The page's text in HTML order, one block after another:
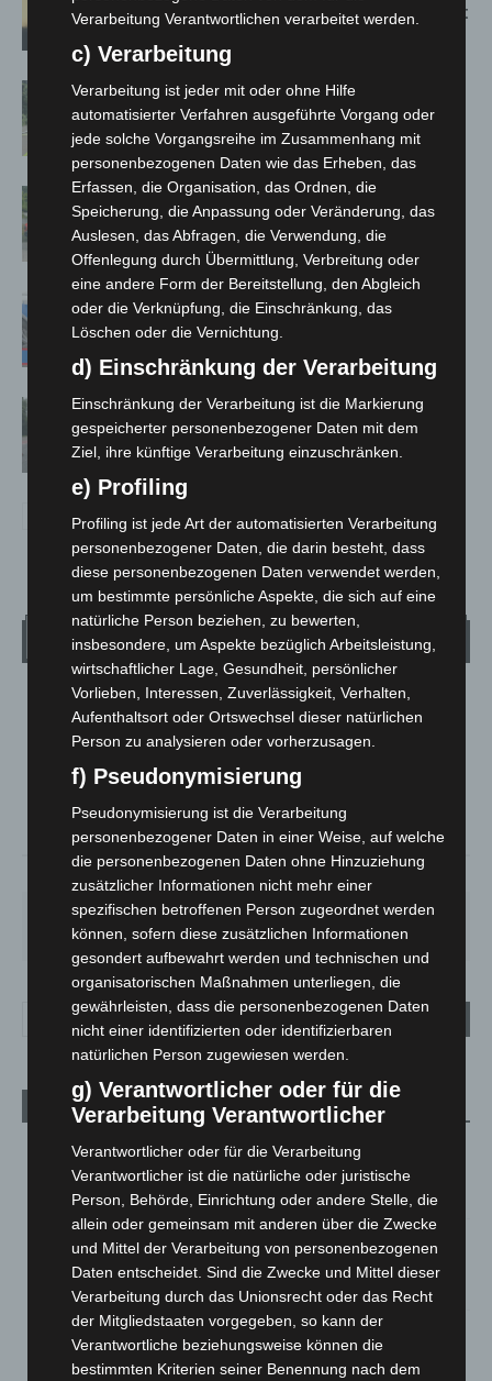
Population in Niedersachsen entdeckt
Brand im „Haus der Begegnung“ in
Neuwarmbüchen schnell eingedämmt
Region Hannover: 21 neue
Notfallsanitäter starten beim Roten
Kreuz
Mann läuft mit Hockeyschläger über
A7 – Polizei sucht Zeugen
Hannover: Polizei stoppt 166
Trunkenheitsfahrten bei
Großkontrolle
Wetter
LANGENHAGEN
Bedeckt
19.1°C
17.7
FR.
19°
SA.
27°
SO.
33°
MO.
28°
DI.
22
Aktuelle Beiträge
Niedersachsen: Feuerwehrkräfte kehren nach
Waldbrandeinsatz aus Spanien zurück
7. August 2026
Hannover: Erste Tigermücken-Population in Niedersachsen
7. August 2026
Brand im „Haus der Begegnung“ in Neuwarmbüchen schnell
eingedämmt
Verarbeitung Verantwortlichen verarbeitet werden.
c) Verarbeitung
Verarbeitung ist jeder mit oder ohne Hilfe
automatisierter Verfahren ausgeführte Vorgang oder
jede solche Vorgangsreihe im Zusammenhang mit
personenbezogenen Daten wie das Erheben, das
Erfassen, die Organisation, das Ordnen, die
Speicherung, die Anpassung oder Veränderung, das
Auslesen, das Abfragen, die Verwendung, die
Offenlegung durch Übermittlung, Verbreitung oder
eine andere Form der Bereitstellung, den Abgleich
oder die Verknüpfung, die Einschränkung, das
Löschen oder die Vernichtung.
d) Einschränkung der Verarbeitung
Einschränkung der Verarbeitung ist die Markierung
gespeicherter personenbezogener Daten mit dem
Ziel, ihre künftige Verarbeitung einzuschränken.
e) Profiling
Profiling ist jede Art der automatisierten Verarbeitung
personenbezogener Daten, die darin besteht, dass
diese personenbezogenen Daten verwendet werden,
um bestimmte persönliche Aspekte, die sich auf eine
natürliche Person beziehen, zu bewerten,
insbesondere, um Aspekte bezüglich Arbeitsleistung,
wirtschaftlicher Lage, Gesundheit, persönlicher
Vorlieben, Interessen, Zuverlässigkeit, Verhalten,
Aufenthaltsort oder Ortswechsel dieser natürlichen
Person zu analysieren oder vorherzusagen.
f) Pseudonymisierung
Pseudonymisierung ist die Verarbeitung
personenbezogener Daten in einer Weise, auf welche
die personenbezogenen Daten ohne Hinzuziehung
zusätzlicher Informationen nicht mehr einer
spezifischen betroffenen Person zugeordnet werden
können, sofern diese zusätzlichen Informationen
gesondert aufbewahrt werden und technischen und
organisatorischen Maßnahmen unterliegen, die
gewährleisten, dass die personenbezogenen Daten
nicht einer identifizierten oder identifizierbaren
natürlichen Person zugewiesen werden.
g) Verantwortlicher oder für die
Verarbeitung Verantwortlicher
Verantwortlicher oder für die Verarbeitung
Verantwortlicher ist die natürliche oder juristische
Person, Behörde, Einrichtung oder andere Stelle, die
allein oder gemeinsam mit anderen über die Zwecke
und Mittel der Verarbeitung von personenbezogenen
Daten entscheidet. Sind die Zwecke und Mittel dieser
Verarbeitung durch das Unionsrecht oder das Recht
der Mitgliedstaaten vorgegeben, so kann der
Verantwortliche beziehungsweise können die
bestimmten Kriterien seiner Benennung nach dem